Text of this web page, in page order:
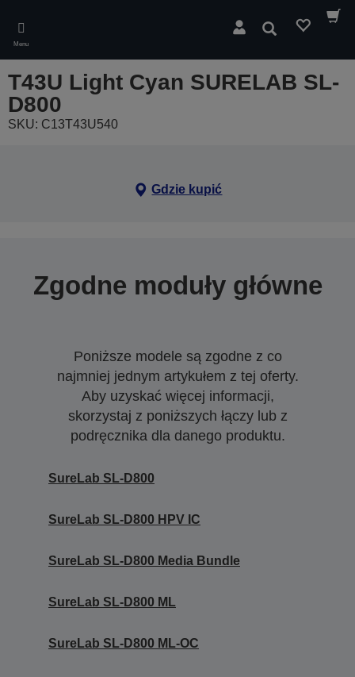
main
content
Menu
Wyszukaj
T43U Light Cyan SURELAB SL-
D800
SKU: C13T43U540
Gdzie kupić
Zgodne moduły główne
Poniższe modele są zgodne z co
najmniej jednym artykułem z tej oferty.
Aby uzyskać więcej informacji,
skorzystaj z poniższych łączy lub z
podręcznika dla danego produktu.
SureLab SL-D800
SureLab SL-D800 HPV IC
SureLab SL-D800 Media Bundle
SureLab SL-D800 ML
SureLab SL-D800 ML-OC